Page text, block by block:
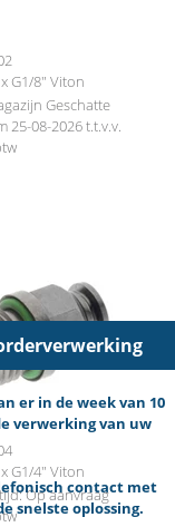
er in de week van 10
verwerking van uw
contact met
snelste oplossing.
G1/8" Viton
Geschatte
25-08-2026 t.t.v.v.
G1/4" Viton
Op aanvraag